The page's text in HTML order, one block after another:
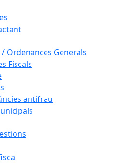
Ordenances Generals
Fiscals
antifrau